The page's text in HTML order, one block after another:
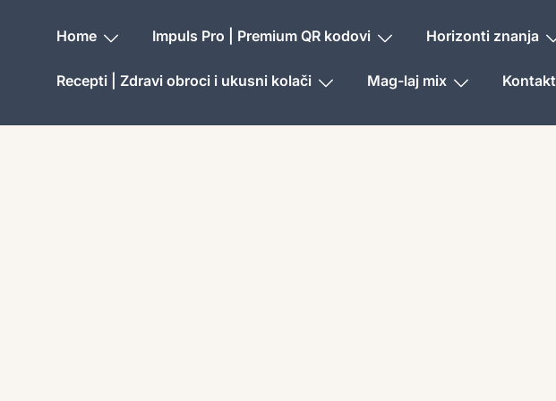
Home Impuls Pro | Premium QR kodovi Horizonti znanja
Recepti | Zdravi obroci i ukusni kolači Mag-laj mix Kontakt